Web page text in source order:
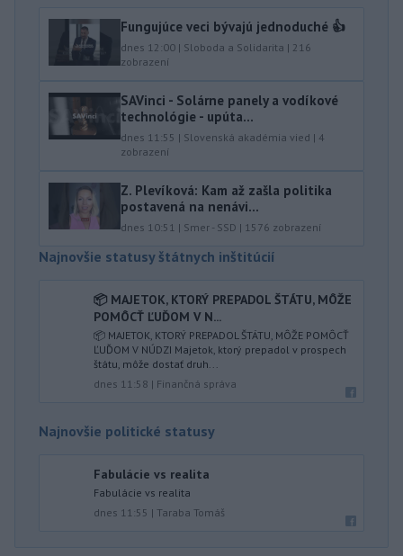
Fungujúce veci bývajú jednoduché 👍
dnes 12:00 | Sloboda a Solidarita | 216
zobrazení
SAVinci - Solárne panely a vodíkové
technológie - upúta...
dnes 11:55 | Slovenská akadémia vied | 4
zobrazení
Z. Plevíková: Kam až zašla politika
postavená na nenávi...
dnes 10:51 | Smer - SSD | 1576 zobrazení
Najnovšie statusy štátnych inštitúcií
📦 MAJETOK, KTORÝ PREPADOL ŠTÁTU, MÔŽE
POMÔCŤ ĽUĎOM V N...
📦 MAJETOK, KTORÝ PREPADOL ŠTÁTU, MÔŽE POMÔCŤ
ĽUĎOM V NÚDZI Majetok, ktorý prepadol v prospech
štátu, môže dostať druh...
dnes 11:58 | Finančná správa
Najnovšie politické statusy
Fabulácie vs realita
Fabulácie vs realita
dnes 11:55 | Taraba Tomáš